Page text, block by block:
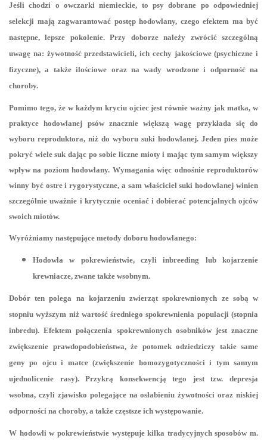
Jeśli chodzi o owczarki niemieckie, to psy dobrane po odpowiedniej
selekcji mają zagwarantować postęp hodowlany, czego efektem ma być
następne, lepsze pokolenie. Przy doborze należy zwrócić szczególną
uwagę na: żywotność przedstawicieli, ich cechy jakościowe (psychiczne i
fizyczne), a także ilościowe oraz na wady wrodzone i odporność na
choroby.
Pomimo tego, że w każdym kryciu ojciec jest równie ważny jak matka, w
praktyce hodowlanej psów znacznie większą wagę przykłada się do
wyboru reproduktora, niż do wyboru suki hodowlanej. Jeden pies może
pokryć wiele suk dając po sobie liczne mioty i mając tym samym większy
wpływ na poziom hodowlany. Wymagania więc odnośnie reproduktorów
winny być ostre i rygorystyczne, a sam właściciel suki hodowlanej winien
szczególnie uważnie i krytycznie oceniać i dobierać potencjalnych ojców
swoich miotów.
Wyróżniamy następujące metody doboru hodowlanego:
Hodowla w pokrewieństwie, czyli inbreeding lub kojarzenie
krewniacze, zwane także wsobnym.
Dobór ten polega na kojarzeniu zwierząt spokrewnionych ze sobą w
stopniu wyższym niż wartość średniego spokrewnienia populacji (stopnia
inbredu). Efektem połączenia spokrewnionych osobników jest znaczne
zwiększenie prawdopodobieństwa, że potomek odziedziczy takie same
geny po ojcu i matce (zwiększenie homozygotyczności i tym samym
ujednolicenie rasy). Przykrą konsekwencją tego jest tzw. depresja
wsobna, czyli zjawisko polegające na osłabieniu żywotności oraz niskiej
odporności na choroby, a także częstsze ich występowanie.
W hodowli w pokrewieństwie występuje kilka tradycyjnych sposobów m.